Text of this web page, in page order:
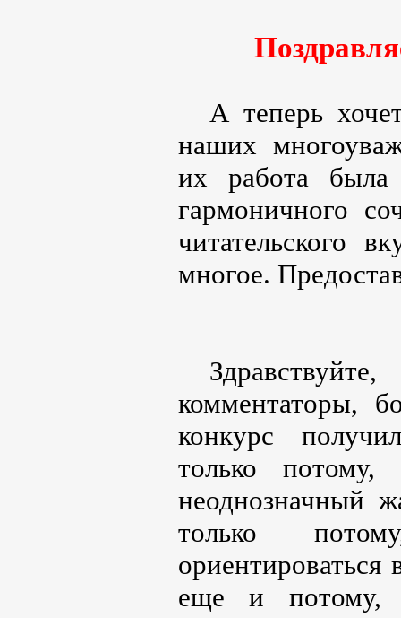
А теперь
наших
их работа
гармоничного
читательского
многое.
комментаторы,
конкурс
только
неоднозначный
только
еще и